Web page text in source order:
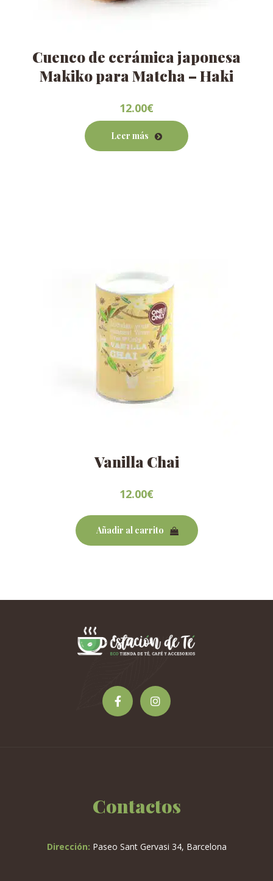
Cuenco de cerámica japonesa
Makiko para Matcha – Haki
12.00€
Leer más
Vanilla Chai
12.00€
Añadir al carrito
Contactos
Dirección: Paseo Sant Gervasi 34, Barcelona